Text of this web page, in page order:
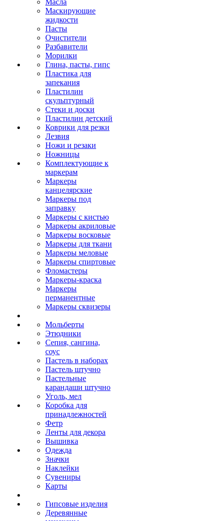
Масла
Маскирующие
жидкости
Пасты
Очистители
Разбавители
Морилки
Глина, пасты, гипс
Пластика для
запекания
Пластилин
скульптурный
Стеки и доски
Пластилин детский
Коврики для резки
Лезвия
Ножи и резаки
Ножницы
Комплектующие к
маркерам
Маркеры
канцелярские
Маркеры под
заправку
Маркеры с кистью
Маркеры акриловые
Маркеры восковые
Маркеры для ткани
Маркеры меловые
Маркеры спиртовые
Фломастеры
Маркеры-краска
Маркеры
перманентные
Маркеры сквизеры
Мольберты
Этюдники
Сепия, сангина,
соус
Пастель в наборах
Пастель штучно
Пастельные
карандаши штучно
Уголь, мел
Коробка для
принадлежностей
Фетр
Ленты для декора
Вышивка
Одежда
Значки
Наклейки
Сувениры
Карты
Гипсовые изделия
Деревянные